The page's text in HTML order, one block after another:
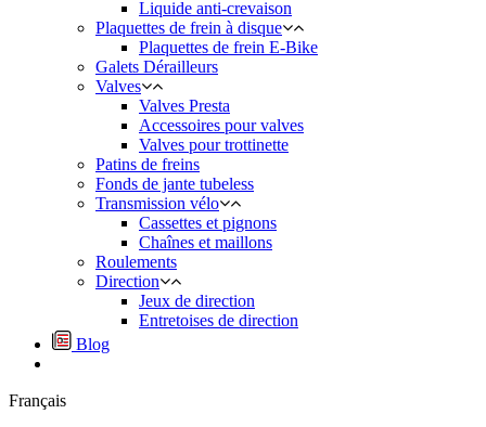
Liquide anti-crevaison
Plaquettes de frein à disque
Plaquettes de frein E-Bike
Galets Dérailleurs
Valves
Valves Presta
Accessoires pour valves
Valves pour trottinette
Patins de freins
Fonds de jante tubeless
Transmission vélo
Cassettes et pignons
Chaînes et maillons
Roulements
Direction
Jeux de direction
Entretoises de direction
Blog
Français